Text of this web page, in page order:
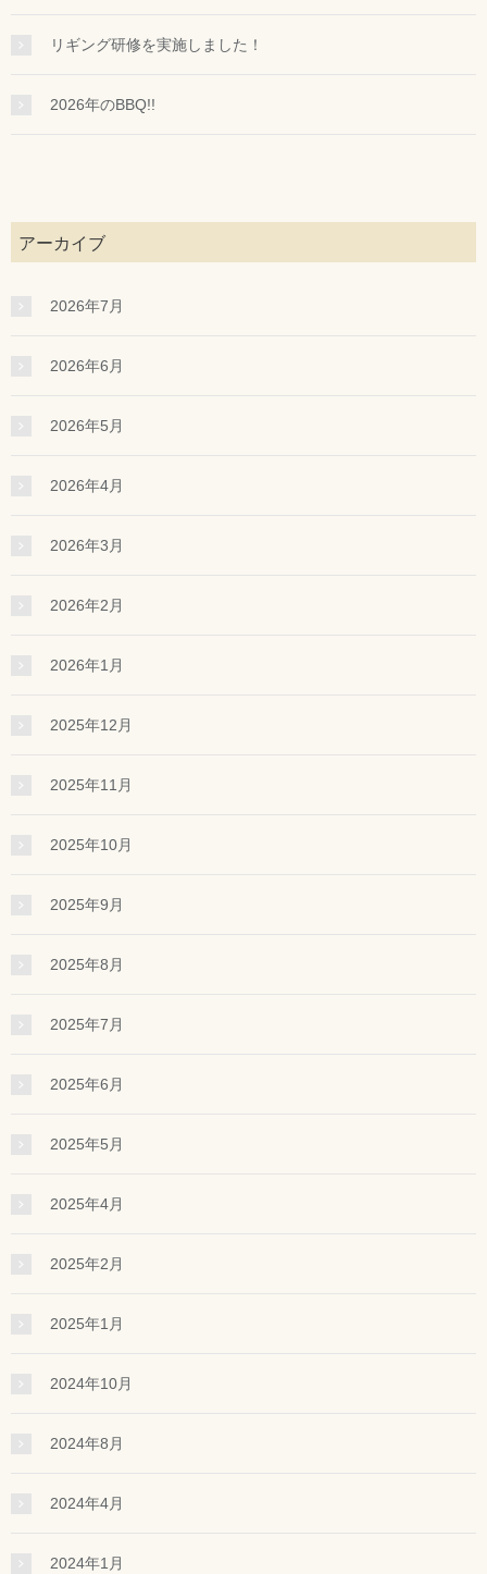
リギング研修を実施しました！
2026年のBBQ!!
アーカイブ
2026年7月
2026年6月
2026年5月
2026年4月
2026年3月
2026年2月
2026年1月
2025年12月
2025年11月
2025年10月
2025年9月
2025年8月
2025年7月
2025年6月
2025年5月
2025年4月
2025年2月
2025年1月
2024年10月
2024年8月
2024年4月
2024年1月